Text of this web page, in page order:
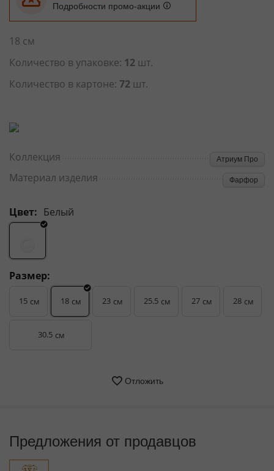
Подробности промо-акции
18 см
Количество в упаковке: 12 шт.
Количество в картоне: 72 шт.
Коллекция Атриум Про
Материал изделия Фарфор
Цвет: Белый
Размер:
15 см 18 см 23 см 25.5 см 27 см 28 см
30.5 см
Отложить
Предложения от продавцов